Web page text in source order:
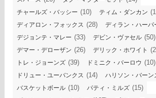
チャールズ・バッシー (10) ティム・ダンカン
ディアロン・フォックス (28) ディラン・ハーパ
デジョンテ・マレー (33) デビン・ヴァセル (50)
デマー・デローザン (26) デリック・ホワイト
トレ・ジョーンズ (39) ドミニク・バーロウ (10)
ドリュー・ユーバンクス (14) ハリソン・バーン
バスケットボール (10) パティ・ミルズ (15)